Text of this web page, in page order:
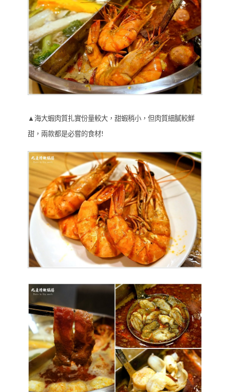
▲海大蝦肉質扎實份量較大，甜蝦稍小，但肉質細膩較鮮
甜，兩款都是必嘗的食材!